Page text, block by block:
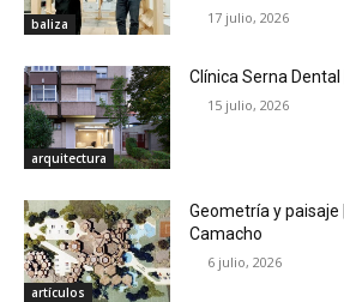
baliza 17 julio, 2026
arquitectura
Clínica Serna
15 julio, 2026
artículos
Geometría y paisaje
Camacho
6 julio, 2026